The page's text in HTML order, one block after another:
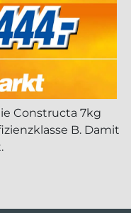
Constructa 7kg
B. Damit